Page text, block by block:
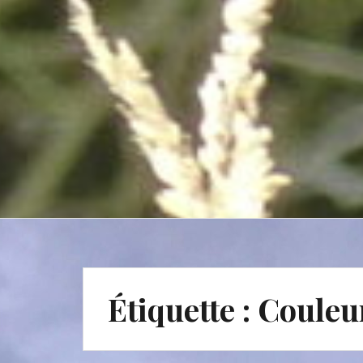
Étiquette :